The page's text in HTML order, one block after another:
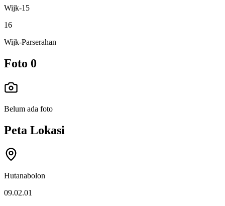
Wijk-15
16
Wijk-Parserahan
Foto 0
Belum ada foto
Peta Lokasi
Hutanabolon
09.02.01